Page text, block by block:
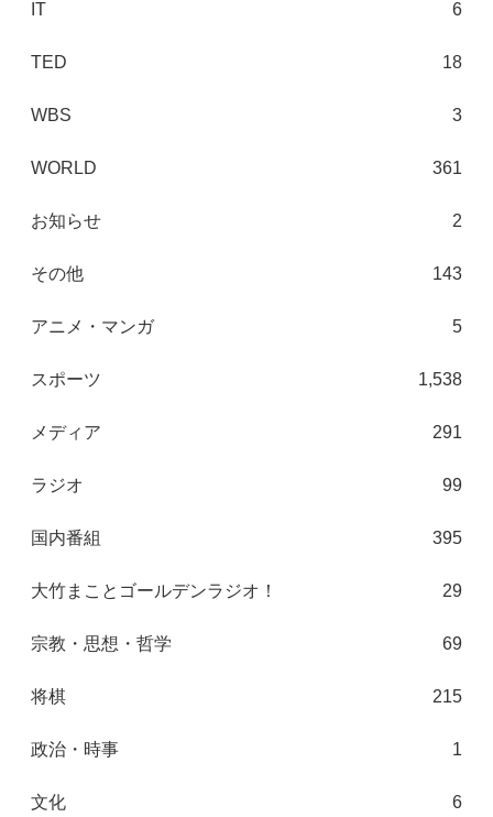
IT 6
TED 18
WBS 3
WORLD 361
お知らせ 2
その他 143
アニメ・マンガ 5
スポーツ 1,538
メディア 291
ラジオ 99
国内番組 395
大竹まことゴールデンラジオ！ 29
宗教・思想・哲学 69
将棋 215
政治・時事 1
文化 6